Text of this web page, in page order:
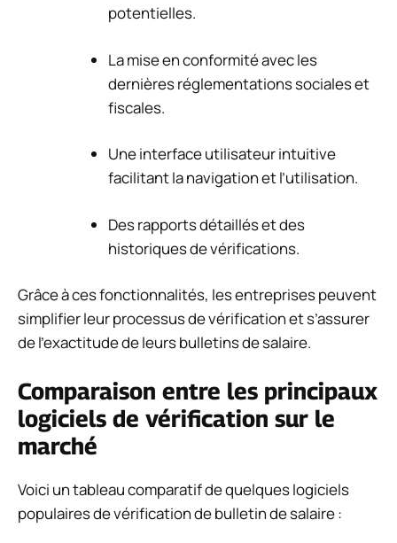
potentielles.
La mise en conformité avec les
dernières réglementations sociales et
fiscales.
Une interface utilisateur intuitive
facilitant la navigation et l’utilisation.
Des rapports détaillés et des
historiques de vérifications.
Grâce à ces fonctionnalités, les entreprises peuvent
simplifier leur processus de vérification et s’assurer
de l’exactitude de leurs bulletins de salaire.
Comparaison entre les principaux
logiciels de vérification sur le
marché
Voici un tableau comparatif de quelques logiciels
populaires de vérification de bulletin de salaire :